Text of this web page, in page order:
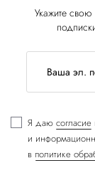
Укажите свою
Я даю согласие
и
в политике